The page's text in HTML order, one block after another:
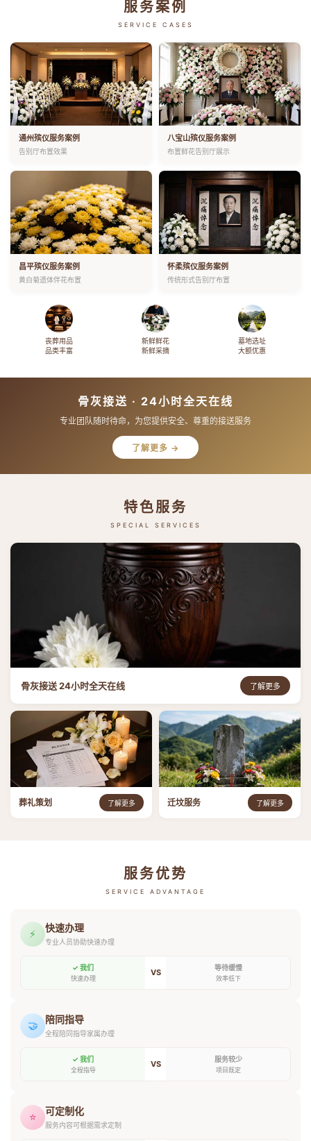
服务案例
SERVICE CASES
通州殡仪服务案例
告别厅布置效果
八宝山殡仪服务案例
布置鲜花告别厅展示
昌平殡仪服务案例
黄白菊遗体伴花布置
怀柔殡仪服务案例
传统形式告别厅布置
丧葬用品
品类丰富
新鲜鲜花
新鲜采摘
墓地选址
大额优惠
骨灰接送 · 24小时全天在线
专业团队随时待命，为您提供安全、尊重的接送服务
了解更多 →
特色服务
SPECIAL SERVICES
骨灰接送 24小时全天在线 了解更多
葬礼策划 了解更多 迁坟服务 了解更多
服务优势
SERVICE ADVANTAGE
⚡ 快速办理
专业人员协助快速办理
✓ 我们
快速办理
VS 等待缓慢
效率低下
🤝 陪同指导
全程陪同指导家属办理
✓ 我们
全程指导
VS 服务较少
项目既定
⭐ 可定制化
服务内容可根据需求定制